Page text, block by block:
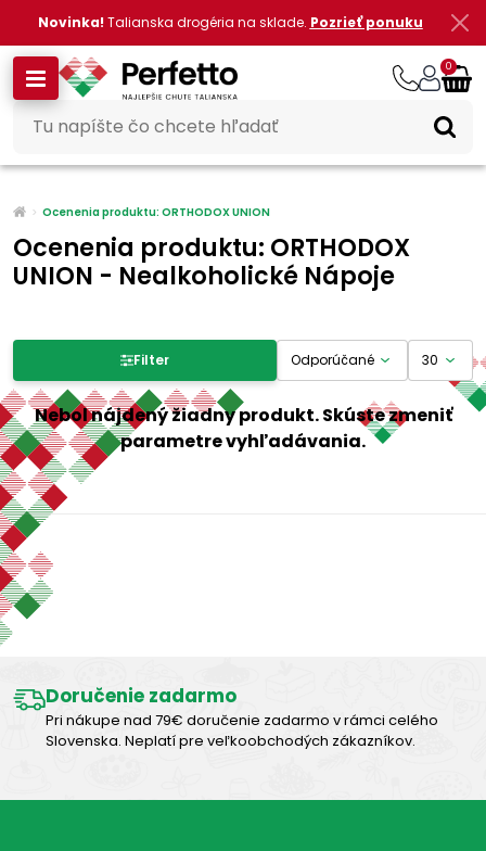
Novinka! Talianska drogéria na sklade. Pozrieť ponuku
0
Ocenenia produktu: ORTHODOX UNION
Ocenenia produktu: ORTHODOX
UNION - Nealkoholické Nápoje
Filter produktov
Cena
€
Vymazať filtre
Filter
Nebol nájdený žiadny produkt. Skúste zmeniť
parametre vyhľadávania.
Doručenie zadarmo
Pri nákupe nad 79€ doručenie zadarmo v rámci celého
Slovenska. Neplatí pre veľkoobchodých zákazníkov.